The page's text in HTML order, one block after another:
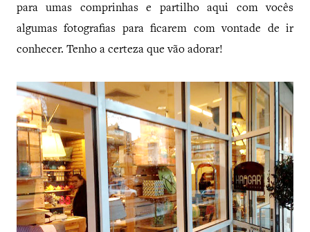
para umas comprinhas e partilho aqui com vocês
algumas fotografias para ficarem com vontade de ir
conhecer. Tenho a certeza que vão adorar!